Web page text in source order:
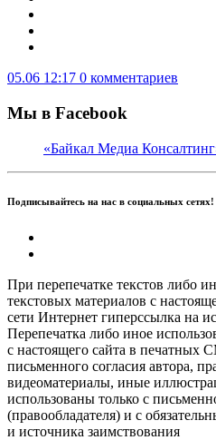
05.06 12:17 0 комментариев
Мы в Facebook
«Байкал Медиа
Подписывайтесь на нас в социальных сетях!
При перепечатке текстов либо
текстовых материалов с
сети Интернет гиперссылка на
Перепечатка либо иное
с настоящего сайта в печатных
письменного согласия автора,
видеоматериалы, иные
использованы только с
(правообладателя) и с
и источника заимствования